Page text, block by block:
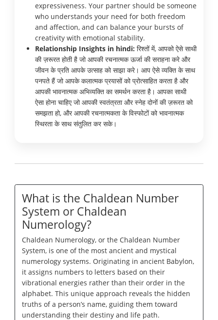
expressiveness. Your partner should be someone
who understands your need for both freedom
and affection, and can balance your bursts of
creativity with emotional stability.
Relationship Insights in hindi: रिश्तों में, आपको ऐसे साथी
की ज़रूरत होती है जो आपकी रचनात्मक ऊर्जा की सराहना करे और
जीवन के प्रति आपके उत्साह को साझा करे। आप ऐसे व्यक्ति के साथ
पनपते हैं जो आपके कलात्मक प्रयासों को प्रोत्साहित करता है और
आपकी भावनात्मक अभिव्यक्ति का समर्थन करता है। आपका साथी
ऐसा होना चाहिए जो आपकी स्वतंत्रता और स्नेह दोनों की ज़रूरत को
समझता हो, और आपकी रचनात्मकता के विस्फोटों को भावनात्मक
स्थिरता के साथ संतुलित कर सके।
What is the Chaldean Number
System or Chaldean
Numerology?
Chaldean Numerology, or the Chaldean Number
System, is one of the most ancient and mystical
numerology systems. Originating in ancient Babylon,
it assigns numbers to letters based on their
vibrational energies rather than their order in the
alphabet. This unique approach reveals the hidden
truths of a person’s name, guiding them toward
understanding their destiny and life path.